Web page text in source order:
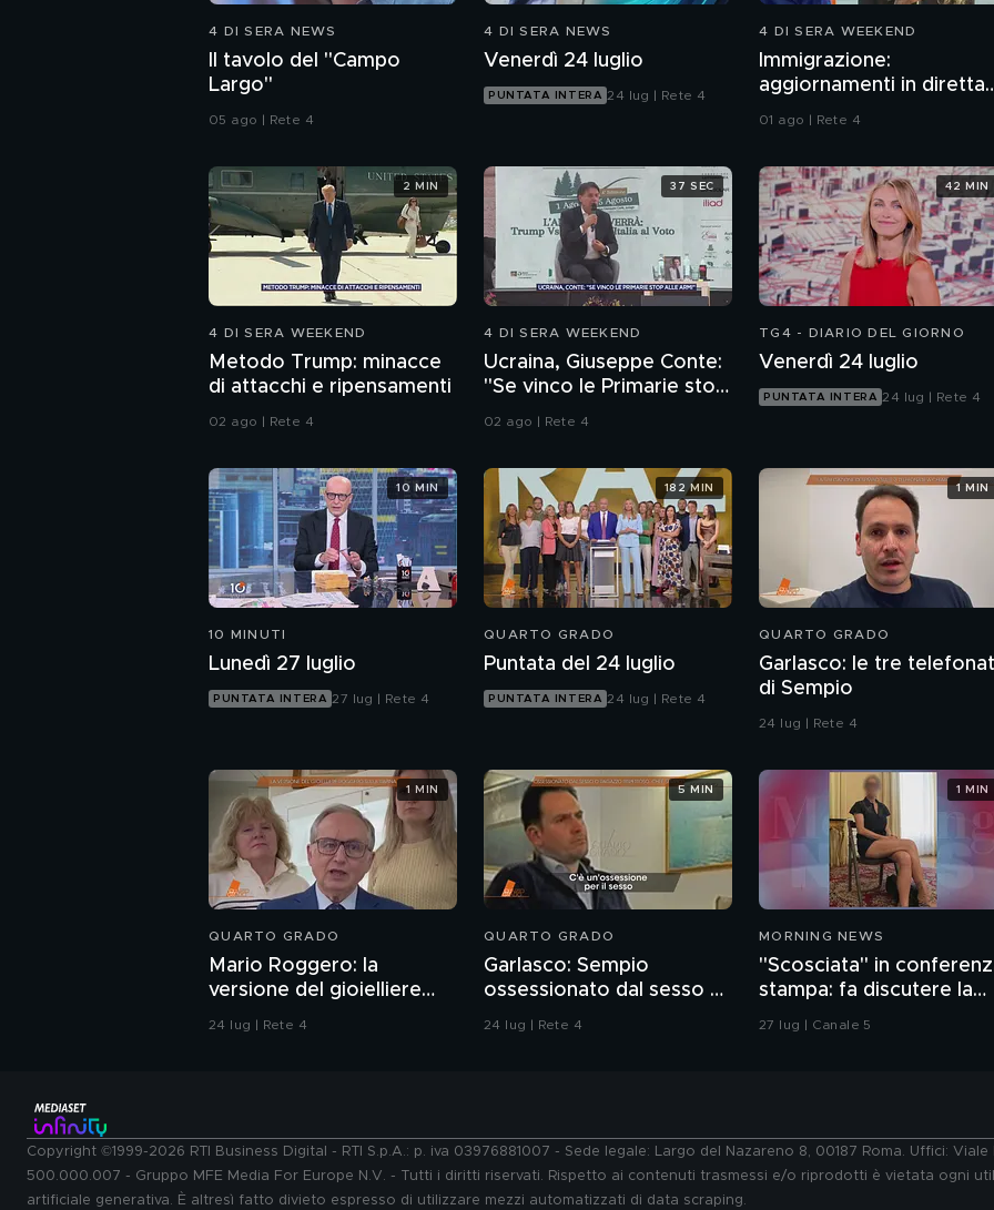
4 DI SERA NEWS
Il tavolo del "Campo
Largo"
05 ago | Rete 4
4 DI SERA NEWS
Venerdì 24 luglio
PUNTATA INTERA 24 lug | Rete 4
4 DI SERA WEEKEND
Immigrazione:
aggiornamenti in diretta
da Ceuta
01 ago | Rete 4
4 DI SERA WEEKEND
Metodo Trump: minacce
di attacchi e ripensamenti
02 ago | Rete 4
2 MIN
4 DI SERA WEEKEND
Ucraina, Giuseppe Conte:
"Se vinco le Primarie stop
alle armi"
02 ago | Rete 4
37 SEC
TG4 - DIARIO DEL GIORNO
Venerdì 24 luglio
PUNTATA INTERA 24 lug | Rete 4
42 MIN
10 MINUTI
Lunedì 27 luglio
PUNTATA INTERA 27 lug | Rete 4
10 MIN
QUARTO GRADO
Puntata del 24 luglio
PUNTATA INTERA 24 lug | Rete 4
182 MIN
QUARTO GRADO
Garlasco: le tre
di Sempio
24 lug | Rete 4
1 MIN
QUARTO GRADO
Mario Roggero: la
versione del gioielliere
sulla rapina
24 lug | Rete 4
1 MIN
QUARTO GRADO
Garlasco: Sempio
ossessionato dal sesso o
ragazzo rispettoso?
24 lug | Rete 4
5 MIN
MORNING NEWS
"Scosciata" in
stampa: fa discutere la
vicesindaca di Livorno
27 lug | Canale 5
1 MIN
Copyright ©1999-2026 RTI Business Digital - RTI S.p.A.: p. iva 03976881007 - Sede legale: Largo del Nazareno 8, 00187 Roma. Uffici:
500.000.007 - Gruppo MFE Media For Europe N.V. - Tutti i diritti riservati. Rispetto ai contenuti trasmessi e/o riprodotti è vietata ogni
artificiale generativa. È altresì fatto divieto espresso di utilizzare mezzi automatizzati di data scraping.